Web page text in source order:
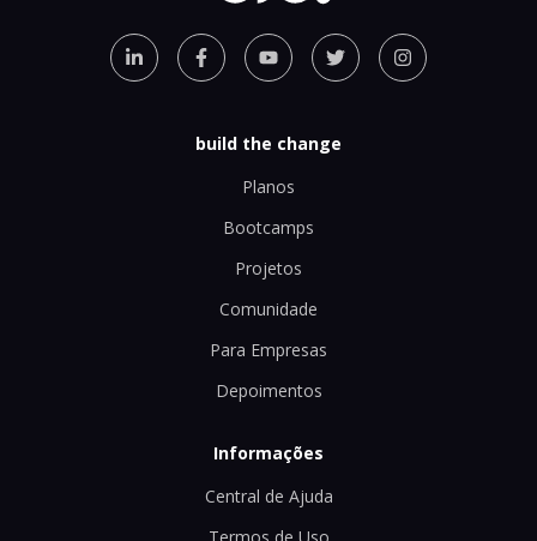
build the change
Planos
Bootcamps
Projetos
Comunidade
Para Empresas
Depoimentos
Informações
Central de Ajuda